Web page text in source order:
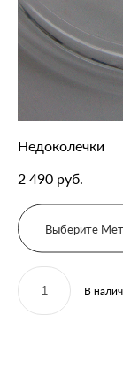
Недоколечки
2 490 pуб.
Выберите
В